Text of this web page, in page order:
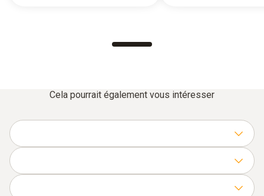
Cela pourrait également vous intéresser